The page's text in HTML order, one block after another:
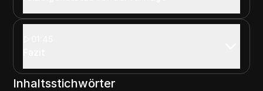
Inhaltsstichwörter